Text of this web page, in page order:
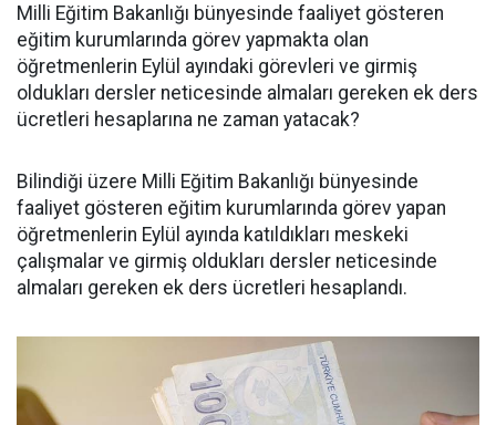
Milli Eğitim Bakanlığı bünyesinde faaliyet gösteren
eğitim kurumlarında görev yapmakta olan
öğretmenlerin Eylül ayındaki görevleri ve girmiş
oldukları dersler neticesinde almaları gereken ek ders
ücretleri hesaplarına ne zaman yatacak?
Bilindiği üzere Milli Eğitim Bakanlığı bünyesinde
faaliyet gösteren eğitim kurumlarında görev yapan
öğretmenlerin Eylül ayında katıldıkları meskeki
çalışmalar ve girmiş oldukları dersler neticesinde
almaları gereken ek ders ücretleri hesaplandı.